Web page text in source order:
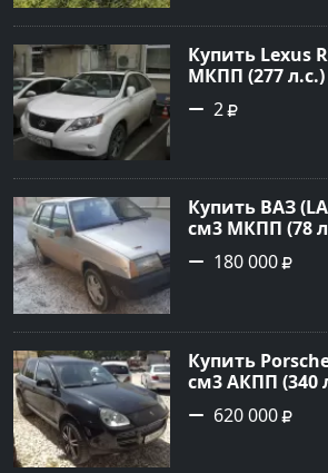
Купить Lexus
МКПП (277
Краснодар:
№3746 на
2
Купить ВАЗ
см3 МКПП (78
инжектор в
цвет
Авторынок23
180 000
Купить
см3 АКПП (340
турбонаддув
цвет черный
620 000